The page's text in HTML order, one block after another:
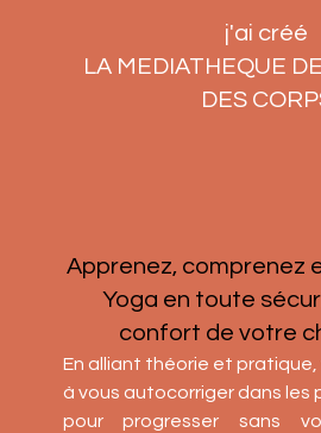
j'ai créé
LA MEDIATHEQUE
DES
Apprenez, comprenez
Yoga en toute
confort de votre
En alliant théorie et
à vous autocorriger dans les
pour progresser sans